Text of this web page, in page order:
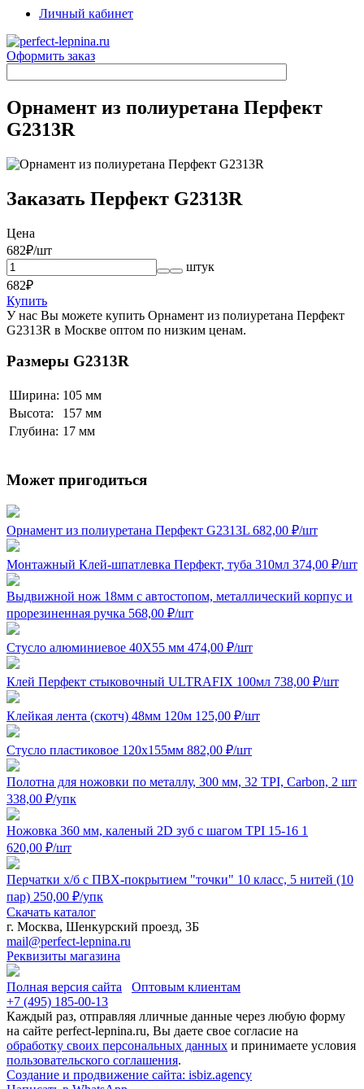
Личный кабинет
Оформить заказ
Орнамент из полиуретана Перфект
G2313R
Заказать Перфект G2313R
Цена
682₽/шт
штук
682₽
Купить
У нас Вы можете купить Орнамент из полиуретана Перфект
G2313R в Москве оптом по низким ценам.
Размеры G2313R
Ширина: 105 мм
Высота:
157 мм
Глубина: 17 мм
Может пригодиться
Орнамент из полиуретана Перфект G2313L 682,00 ₽/шт
Монтажный Клей-шпатлевка Перфект, туба 310мл 374,00 ₽/шт
Выдвижной нож 18мм с автостопом, металлический корпус и
прорезиненная ручка 568,00 ₽/шт
Стусло алюминиевое 40Х55 мм 474,00 ₽/шт
Клей Перфект стыковочный ULTRAFIX 100мл 738,00 ₽/шт
Клейкая лента (скотч) 48мм 120м 125,00 ₽/шт
Стусло пластиковое 120x155мм 882,00 ₽/шт
Полотна для ножовки по металлу, 300 мм, 32 TPI, Carbon, 2 шт
338,00 ₽/упк
Ножовка 360 мм, каленый 2D зуб с шагом TPI 15-16 1
620,00 ₽/шт
Перчатки х/б с ПВХ-покрытием "точки" 10 класс, 5 нитей (10
пар) 250,00 ₽/упк
Скачать каталог
г. Москва, Шенкурский проезд, 3Б
mail@perfect-lepnina.ru
Реквизиты магазина
Полная версия сайта
Оптовым клиентам
+7 (495) 185-00-13
Каждый раз, отправляя лличные данные через любую форму
на сайте perfect-lepnina.ru, Вы даете свое согласие на
обработку своих персональных данных и принимаете условия
пользовательского соглашения.
Создание и продвижение сайта: isbiz.agency